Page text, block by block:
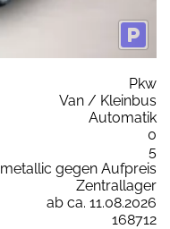
Pkw
Van / Kleinbus
Automatik
0
5
metallic gegen Aufpreis
Zentrallager
ab ca. 11.08.2026
168712